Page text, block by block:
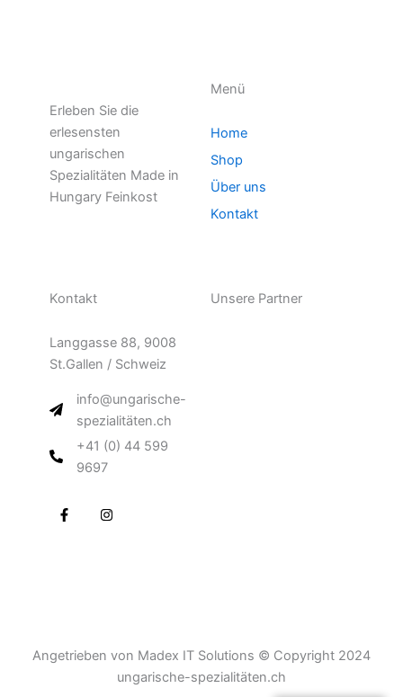
Erleben Sie die
erlesensten
ungarischen
Spezialitäten Made in
Hungary Feinkost
Menü
Home
Shop
Über uns
Kontakt
Kontakt
Langgasse 88, 9008
St.Gallen / Schweiz
info@ungarische-
spezialitäten.ch
+41 (0) 44 599
9697
F
a
I
n
Unsere Partner
Angetrieben von Madex IT Solutions © Copyright 2024
ungarische-spezialitäten.ch